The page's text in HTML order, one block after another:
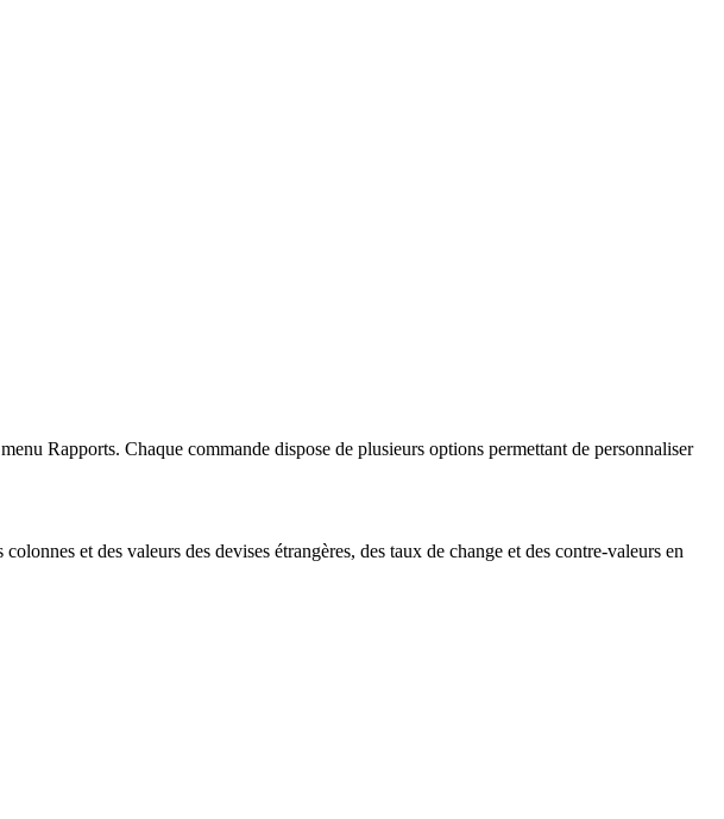
Rapports. Chaque commande dispose de plusieurs options permettant de personnaliser
et des valeurs des devises étrangères, des taux de change et des contre-valeurs en